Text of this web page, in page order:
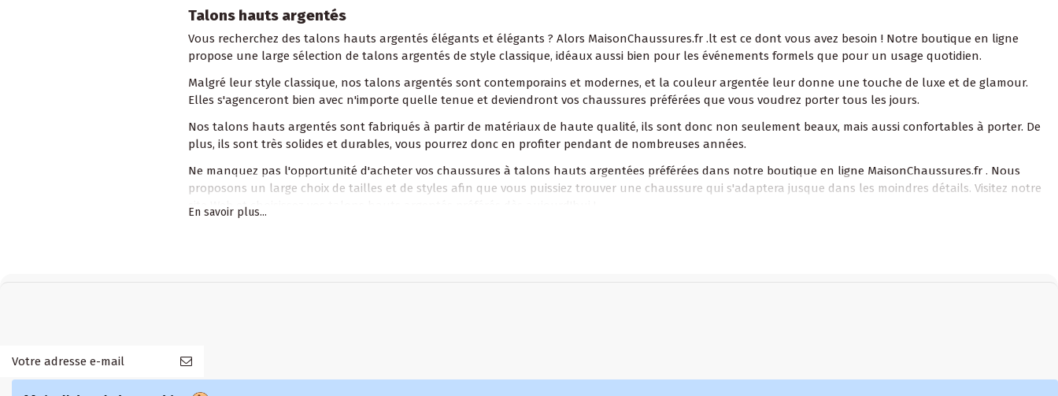
Talons hauts argentés
Vous recherchez des talons hauts argentés élégants et élégants ? Alors MaisonChaussures.fr .lt est ce dont vous avez besoin ! Notre boutique en ligne
propose une large sélection de talons argentés de style classique, idéaux aussi bien pour les événements formels que pour un usage quotidien.
Malgré leur style classique, nos talons argentés sont contemporains et modernes, et la couleur argentée leur donne une touche de luxe et de glamour.
Elles s'agenceront bien avec n'importe quelle tenue et deviendront vos chaussures préférées que vous voudrez porter tous les jours.
Nos talons hauts argentés sont fabriqués à partir de matériaux de haute qualité, ils sont donc non seulement beaux, mais aussi confortables à porter. De
plus, ils sont très solides et durables, vous pourrez donc en profiter pendant de nombreuses années.
Ne manquez pas l'opportunité d'acheter vos chaussures à talons hauts argentées préférées dans notre boutique en ligne MaisonChaussures.fr . Nous
proposons un large choix de tailles et de styles afin que vous puissiez trouver une chaussure qui s'adaptera jusque dans les moindres détails. Visitez notre
site Web et choisissez vos talons hauts argentés préférés dès aujourd'hui !
En savoir plus...